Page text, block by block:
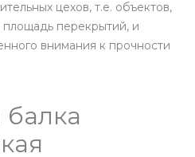
цехов, т.е. объектов,
перекрытий, и
внимания к прочности